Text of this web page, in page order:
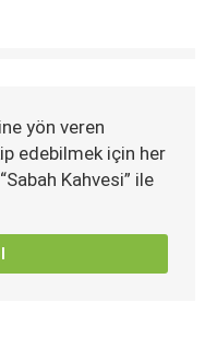
yön veren
edebilmek için her
Kahvesi” ile